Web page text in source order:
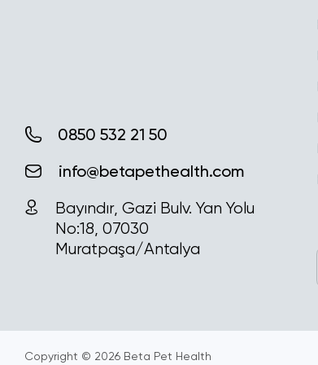
0850 532 21 50
info@betapethealth.com
Bayındır, Gazi Bulv. Yan Yolu
No:18, 07030
Muratpaşa/Antalya
Copyright © 2026 Beta Pet Health